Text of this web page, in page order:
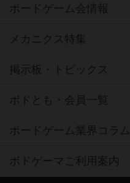
ボードゲーム会情報
メカニクス特集
掲示板・トピックス
ボドとも・会員一覧
ボードゲーム業界コラム
ボドゲーマご利用案内